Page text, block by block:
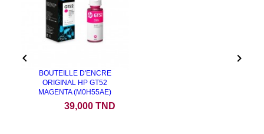
BOUTEILLE D'ENCRE
ORIGINAL HP GT52
MAGENTA (M0H55AE)
39,000 TND
 